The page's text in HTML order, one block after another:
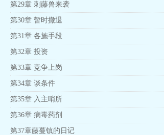
第29章 刺藤兽来袭
第30章 暂时撤退
第31章 各施手段
第32章 投资
第33章 竞争上岗
第34章 谈条件
第35章 入主哨所
第36章 病毒药剂
第37章藤蔓镇的日记